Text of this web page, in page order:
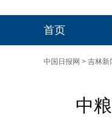
首页
中国日报网 > 吉林新
中